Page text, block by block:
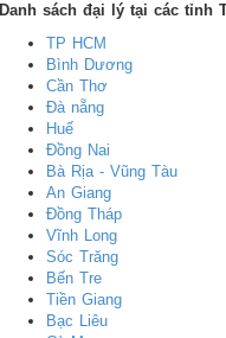
Danh sách đại lý tại các
TP HCM
Bình Dương
Cần Thơ
Đà nẵng
Huế
Đồng Nai
Bà Rịa - Vũng Tàu
An Giang
Đồng Tháp
Vĩnh Long
Sóc Trăng
Bến Tre
Tiền Giang
Bạc Liêu